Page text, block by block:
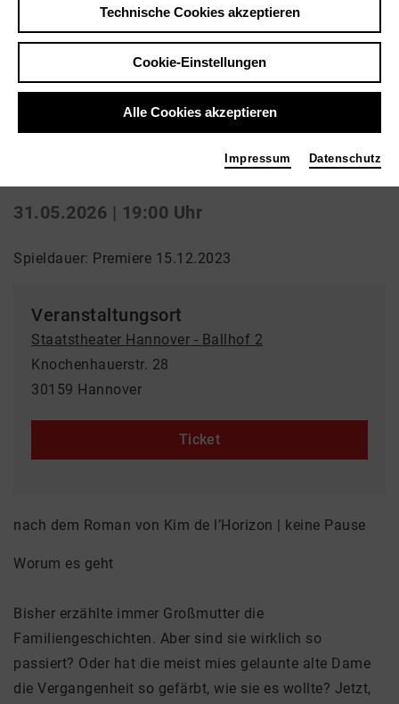
Zurück|Übersicht
Drama | Schauspiel
Blutbuch
Staatstheater Hannover - Ballhof 2
31.05.2026 | 19:00 Uhr
Spieldauer: Premiere 15.12.2023
Veranstaltungsort
Staatstheater Hannover - Ballhof 2
Knochenhauerstr. 28
30159 Hannover
Ticket
nach dem Roman von Kim de l’Horizon | keine Pause
Worum es geht
Bisher erzählte immer Großmutter die
Familiengeschichten. Aber sind sie wirklich so
passiert? Oder hat die meist mies gelaunte alte Dame
die Vergangenheit so gefärbt, wie sie es wollte? Jetzt,
Technische Cookies akzeptieren
Cookie-Einstellungen
Alle Cookies akzeptieren
Impressum Datenschutz